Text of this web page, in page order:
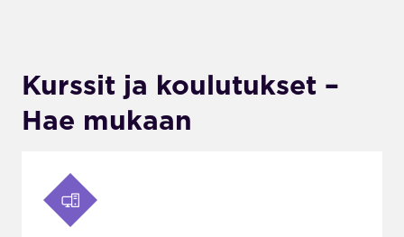
Kurssit ja koulutukset –
Hae mukaan